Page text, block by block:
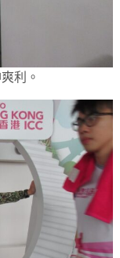
利。